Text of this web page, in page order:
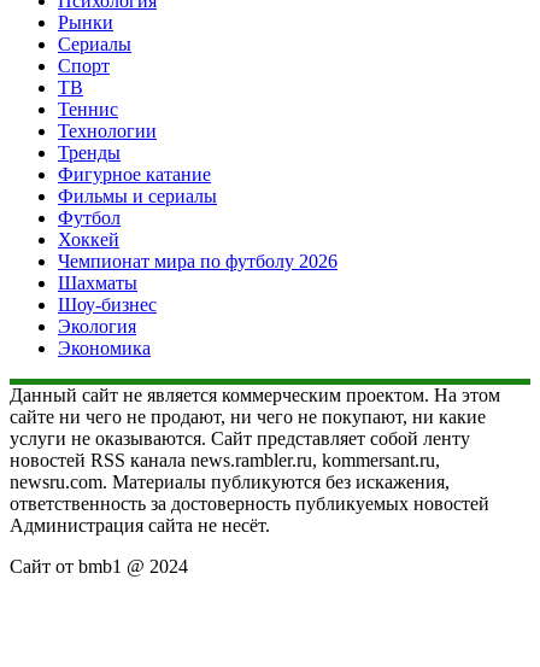
Рынки
Сериалы
Спорт
ТВ
Теннис
Технологии
Тренды
Фигурное катание
Фильмы и сериалы
Футбол
Хоккей
Чемпионат мира по футболу 2026
Шахматы
Шоу-бизнес
Экология
Экономика
Данный сайт не является коммерческим проектом. На этом
сайте ни чего не продают, ни чего не покупают, ни какие
услуги не оказываются. Сайт представляет собой ленту
новостей RSS канала news.rambler.ru, kommersant.ru,
newsru.com. Материалы публикуются без искажения,
ответственность за достоверность публикуемых новостей
Администрация сайта не несёт.
Сайт от bmb1 @ 2024